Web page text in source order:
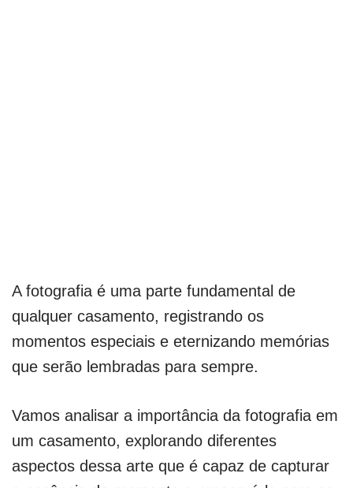
A fotografia é uma parte fundamental de
qualquer casamento, registrando os
momentos especiais e eternizando memórias
que serão lembradas para sempre.
Vamos analisar a importância da fotografia em
um casamento, explorando diferentes
aspectos dessa arte que é capaz de capturar